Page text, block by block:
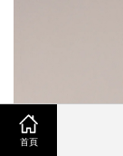
首頁